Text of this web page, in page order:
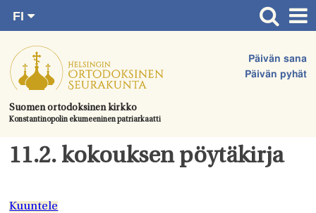
suoraan
sisältöön.
Suomen ortodoksinen kirkko
Konstantinopolin ekumeeninen patriarkaatti
Päivän sana
Päivän pyhät
FI
SV
EN
UA
Etusivu
Ajankohtaista
Juhlat & toimitukset
Kirkot
Tule mukaan
11.2. kokouksen pöytäkirja
Kuuntele